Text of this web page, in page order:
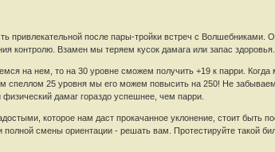
привлекательной после пары-тройки встреч с Волшебниками.
контролю. Взамен мы теряем кусок дамага или запас здоровья.
на нем, то на 30 уровне сможем получить +19 к парри.
спеллом 25 уровня мы его можем повысить на 250! Не
дамаг гораздо успешнее, чем парри.
которое нам даст прокачанное уклонение, стоит быть
полной смены ориентации - решать вам. Протестируйте такой